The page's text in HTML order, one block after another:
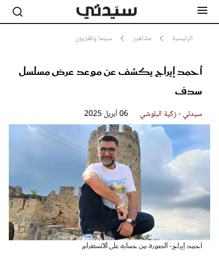
الرئيسية مشاهير سينما وتلفزيون
أحمد إيراج يكشف عن موعد عرض مسلسل
سدف
سيدتي - زكية البلوشي 06 أبريل 2025
أحمد إيراج- الصورة من حسابه على الانستغرام
مشاهير
جمال
سيدتي وطفلك
لايف ستايل
مطبخ سيدتي
مقالات الرأي
ستايل
تقارير
عروس سيدتي